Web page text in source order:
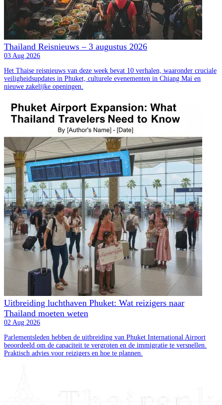
Thailand Reisnieuws – 3 augustus 2026
03 Aug 2026
Het Thaise reisnieuws van deze week bevat 10 verhalen, waaronder cruciale
veiligheidsupdates in Phuket, culturele evenementen in Chiang Mai en
nieuwe zakelijke openingen.
Uitbreiding luchthaven Phuket: Wat reizigers naar
Thailand moeten weten
02 Aug 2026
Parlementsleden hebben de uitbreiding van Phuket International Airport
beoordeeld om de capaciteit te vergroten en de immigratie te versnellen.
Praktisch advies voor reizigers en hoe te plannen.